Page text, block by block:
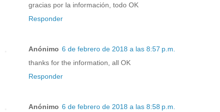
gracias por la información, todo OK
Responder
Anónimo 6 de febrero de 2018 a las 8:57 p.m.
thanks for the information, all OK
Responder
Anónimo 6 de febrero de 2018 a las 8:58 p.m.